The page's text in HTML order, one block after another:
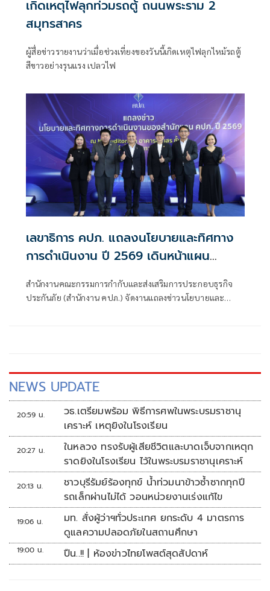
เกิดเหตุไฟลุกท่วมรถตู้ ถนนพระราม 2
สมุทรสาคร
ผู้สื่อข่าวรายงานว่าเมื่อช่วงเที่ยงของวันนี้เกิดเหตุไฟลุกไหม้รถตู้
สีขาวอย่างรุนแรง เปลวไฟ
เลขาธิการ คปภ. แถลงนโยบายและทิศทาง
การดำเนินงาน ปี 2569 เดินหน้าแผน
ระบบประกันภัยเป็นโครงสร้างพื้นฐานบริหาร
สำนักงานคณะกรรมการกำกับและส่งเสริมการประกอบธุรกิจ
ประกันภัย (สำนักงาน คปภ.) จัดงานแถลงข่าวนโยบายและ
NEWS UPDATE
20:59 น.
วธ.เตรียมพร้อม พิธีการศพในพระบรมราชานุ
เคราะห์ เหตุยิงในโรงเรียน
20:27 น.
ในหลวง ทรงรับผู้เสียชีวิตและบาดเจ็บจากเหตุก
ราดยิงในโรงเรียน ไว้ในพระบรมราชานุเคราะห์
20:13 น.
ชาวบุรีรัมย์ร้องทุกข์ น้ำท่วมนาข้าวซ้ำซากทุกปี
รถเล็กผ่านไม่ได้ วอนหน่วยงานเร่งแก้ไข
19:06 น.
มท. สั่งผู้ว่าฯทั่วประเทศ ยกระดับ 4 มาตรการ
ดูแลความปลอดภัยในสถานศึกษา
19:00 น. ปืน..!! | ห้องข่าวไทยโพสต์สุดสัปดาห์